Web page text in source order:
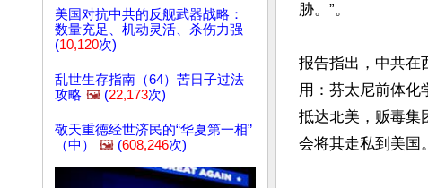
美国对抗中共的反舰武器战略：
数量充足、机动灵活、杀伤力强
(10,120次)
乱世生存指南（64）苦日子过法
攻略 🖼️ (22,173次)
敬天重德经世济民的“华夏第一相”
（中）
🖼️ (608,246次)
胁。”。
报告指出，中共在
用：芬太尼前体化
抵达北美，贩毒集
会将其⾛私到美国。